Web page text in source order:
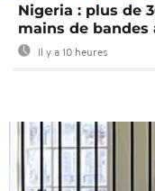
Nigeria : plus de
mains de bandes
Il y a 10 heures